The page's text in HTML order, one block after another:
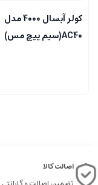
کولر آبسال 4000 مدل
AC40(سیم پیچ مس)
اصالت کالا